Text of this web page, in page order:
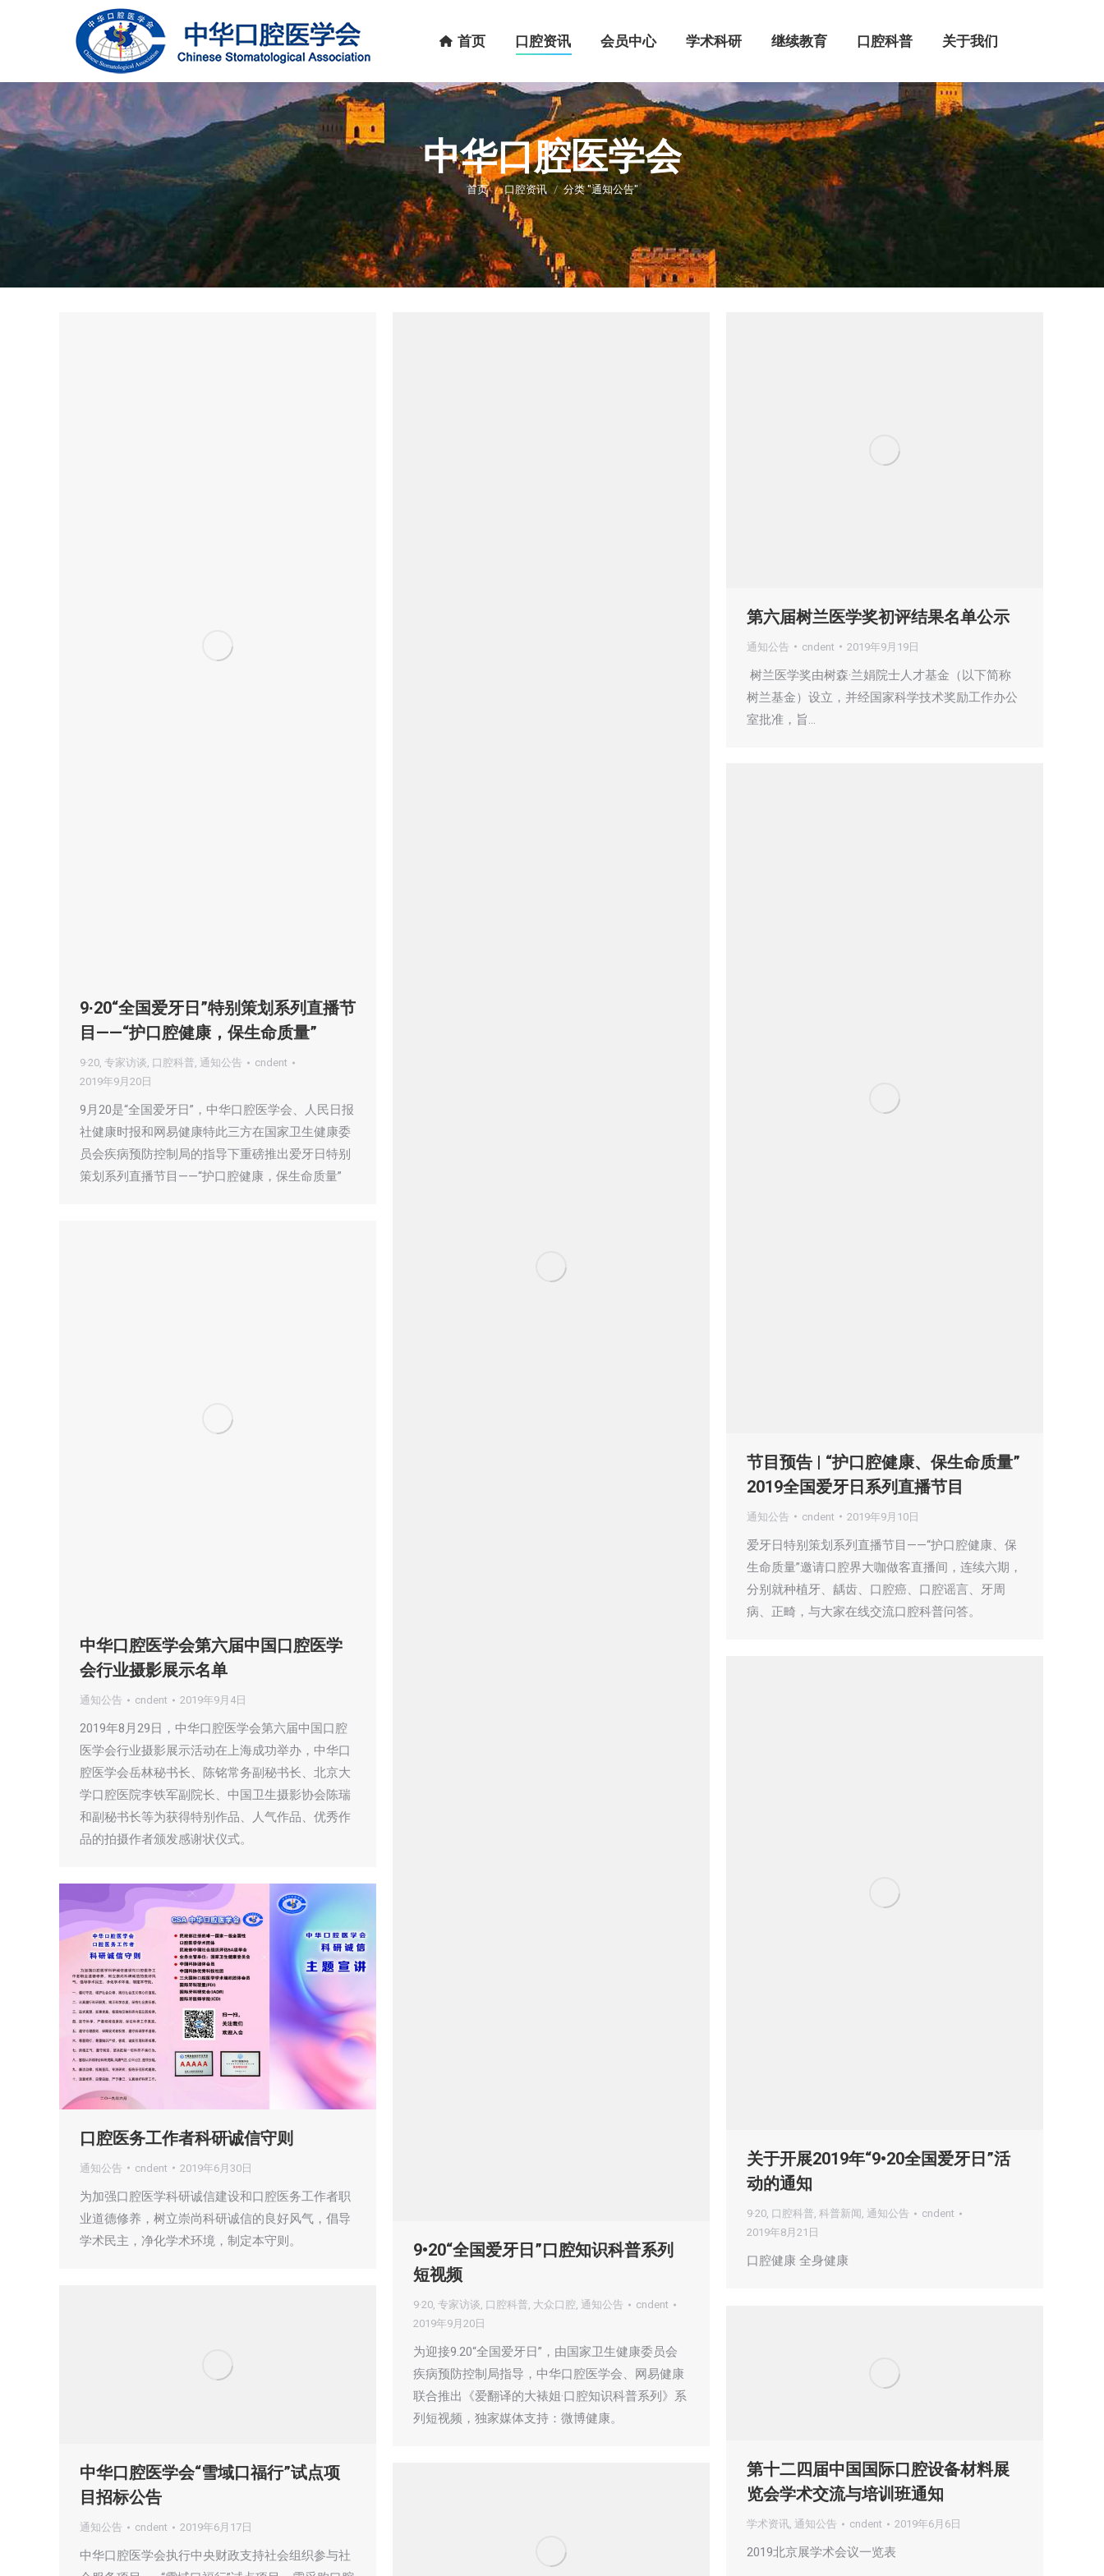
首页 口腔资讯 会员中心 学术科研 继续教育 口腔科普 关于我们
中华口腔医学会
您在这里：
首页 口腔资讯 分类 "通知公告"
9∙20“全国爱牙日”特别策划系列直播节
目——“护口腔健康，保生命质量”
9·20, 专家访谈, 口腔科普, 通知公告
cndent
2019年9月20日
9月20是“全国爱牙日”，中华口腔医学会、人民日报
社健康时报和网易健康特此三方在国家卫生健康委
员会疾病预防控制局的指导下重磅推出爱牙日特别
策划系列直播节目——“护口腔健康，保生命质量”
9•20“全国爱牙日”口腔知识科普系列
短视频
9·20, 专家访谈, 口腔科普, 大众口腔, 通知公告
cndent
2019年9月20日
为迎接9.20“全国爱牙日”，由国家卫生健康委员会
疾病预防控制局指导，中华口腔医学会、网易健康
联合推出《爱翻译的大裱姐·口腔知识科普系列》系
列短视频，独家媒体支持：微博健康。
第六届树兰医学奖初评结果名单公示
通知公告 cndent 2019年9月19日
树兰医学奖由树森·兰娟院士人才基金（以下简称
树兰基金）设立，并经国家科学技术奖励工作办公
室批准，旨…
节目预告 | “护口腔健康、保生命质量”
2019全国爱牙日系列直播节目
通知公告 cndent 2019年9月10日
爱牙日特别策划系列直播节目——“护口腔健康、保
生命质量”邀请口腔界大咖做客直播间，连续六期，
分别就种植牙、龋齿、口腔癌、口腔谣言、牙周
病、正畸，与大家在线交流口腔科普问答。
中华口腔医学会第六届中国口腔医学
会行业摄影展示名单
通知公告 cndent 2019年9月4日
2019年8月29日，中华口腔医学会第六届中国口腔
医学会行业摄影展示活动在上海成功举办，中华口
腔医学会岳林秘书长、陈铭常务副秘书长、北京大
学口腔医院李铁军副院长、中国卫生摄影协会陈瑞
和副秘书长等为获得特别作品、人气作品、优秀作
品的拍摄作者颁发感谢状仪式。
关于开展2019年“9•20全国爱牙日”活
动的通知
9·20, 口腔科普, 科普新闻 , 通知公告
cndent
2019年8月21日
口腔健康 全身健康
口腔医务工作者科研诚信守则
通知公告 cndent 2019年6月30日
为加强口腔医学科研诚信建设和口腔医务工作者职
业道德修养，树立崇尚科研诚信的良好风气，倡导
学术民主，净化学术环境，制定本守则。
中华口腔医学会“雪域口福行”试点项
目招标公告
通知公告 cndent 2019年6月17日
中华口腔医学会执行中央财政支持社会组织参与社
第十二四届中国国际口腔设备材料展
览会学术交流与培训班通知
学术资讯, 通知公告 cndent 2019年6月6日
2019北京展学术会议一览表